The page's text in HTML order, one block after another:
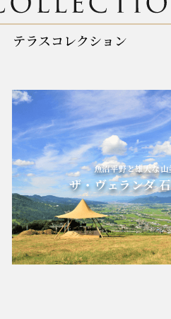
魚沼平野と雄大な山並み
ザ・ヴェランダ 石打丸